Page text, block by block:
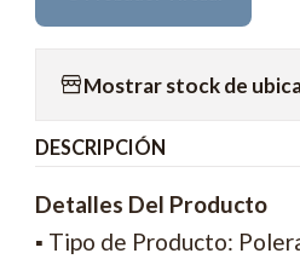
Mostrar stock de
DESCRIPCIÓN
Detalles Del Producto
▪ Tipo de Producto: